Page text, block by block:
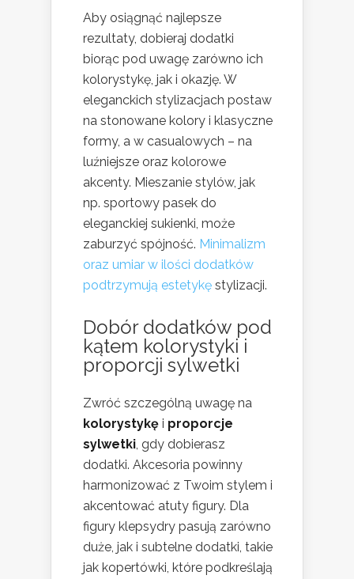
Aby osiągnąć najlepsze
rezultaty, dobieraj dodatki
biorąc pod uwagę zarówno ich
kolorystykę, jak i okazję. W
eleganckich stylizacjach postaw
na stonowane kolory i klasyczne
formy, a w casualowych – na
luźniejsze oraz kolorowe
akcenty. Mieszanie stylów, jak
np. sportowy pasek do
eleganckiej sukienki, może
zaburzyć spójność. Minimalizm
oraz umiar w ilości dodatków
podtrzymują estetykę stylizacji.
Dobór dodatków pod
kątem kolorystyki i
proporcji sylwetki
Zwróć szczególną uwagę na
kolorystykę i proporcje
sylwetki, gdy dobierasz
dodatki. Akcesoria powinny
harmonizować z Twoim stylem i
akcentować atuty figury. Dla
figury klepsydry pasują zarówno
duże, jak i subtelne dodatki, takie
jak kopertówki, które podkreślają